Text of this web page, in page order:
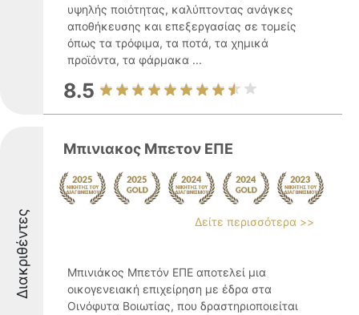
υψηλής ποιότητας, καλύπτοντας ανάγκες
αποθήκευσης και επεξεργασίας σε τομείς
όπως τα τρόφιμα, τα ποτά, τα χημικά
προϊόντα, τα φάρμακα ...
8.5
Διακριθέντες
Μπινιακος Μπετον ΕΠΕ
Δείτε περισσότερα >>
Μπινιάκος Μπετόν ΕΠΕ αποτελεί μια
οικογενειακή επιχείρηση με έδρα στα
Οινόφυτα Βοιωτίας, που δραστηριοποιείται